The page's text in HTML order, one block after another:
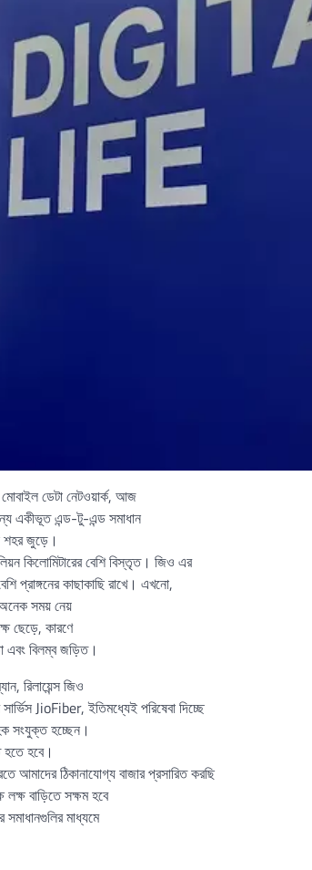
ডেটা নেটওয়ার্ক, আজ
একীভূত এন্ড-টু-এন্ড সমাধান
শহর জুড়ে।
কিলোমিটারের বেশি বিস্তৃত। জিও এর
প্রাঙ্গনের কাছাকাছি রাখে। এখনো,
সময় নেয়
ছেড়ে, কারণে
এবং বিলম্ব জড়িত।
রিলায়েন্স জিও
JioFiber, ইতিমধ্যেই পরিষেবা দিচ্ছে
সংযুক্ত হচ্ছেন।
হবে।
ঠিকানাযোগ্য বাজার প্রসারিত করছি
বাড়িতে সক্ষম হবে
সমাধানগুলির মাধ্যমে